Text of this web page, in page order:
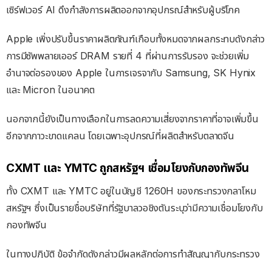
เซิร์ฟเวอร์ AI ดึงกำลังการผลิตออกจากอุปกรณ์สำหรับผู้บริโภค
Apple เพิ่งปรับขึ้นราคาผลิตภัณฑ์เกือบทั้งหมดจากผลกระทบดังกล่าว
การมีซัพพลายเออร์ DRAM รายที่ 4 ที่ผ่านการรับรอง จะช่วยเพิ่ม
อำนาจต่อรองของ Apple ในการเจรจากับ Samsung, SK Hynix
และ Micron ในอนาคต
นอกจากนี้ยังเป็นทางเลือกในการลดความเสี่ยงจากราคาที่อาจเพิ่มขึ้น
อีกจากภาวะขาดแคลน โดยเฉพาะอุปกรณ์ที่ผลิตสำหรับตลาดจีน
CXMT และ YMTC ถูกสหรัฐฯ เชื่อมโยงกับกองทัพจีน
ทั้ง CXMT และ YMTC อยู่ในบัญชี 1260H ของกระทรวงกลาโหม
สหรัฐฯ ซึ่งเป็นรายชื่อบริษัทที่รัฐบาลวอชิงตันระบุว่ามีความเชื่อมโยงกับ
กองทัพจีน
ในทางปฏิบัติ ข้อจำกัดดังกล่าวมีผลหลักต่อการทำสัญญากับกระทรวง